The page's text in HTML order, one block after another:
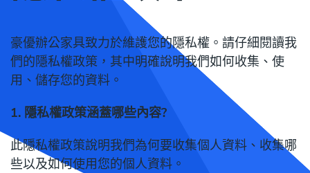
豪優辦公家具致力於維護您的隱私權。請仔細閱讀我
們的隱私權政策，其中明確說明我們如何收集、使
用、儲存您的資料。
1. 隱私權政策涵蓋哪些內容?
此隱私權政策說明我們為何要收集個人資料、收集哪
些以及如何使用您的個人資料。